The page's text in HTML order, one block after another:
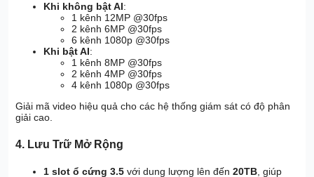
Khi không bật AI:
1 kênh 12MP @30fps
2 kênh 6MP @30fps
6 kênh 1080p @30fps
Khi bật AI:
1 kênh 8MP @30fps
2 kênh 4MP @30fps
4 kênh 1080p @30fps
Giải mã video hiệu quả cho các hệ thống giám sát có độ phân
giải cao.
4. Lưu Trữ Mở Rộng
1 slot ổ cứng 3.5 với dung lượng lên đến20TB , giúp